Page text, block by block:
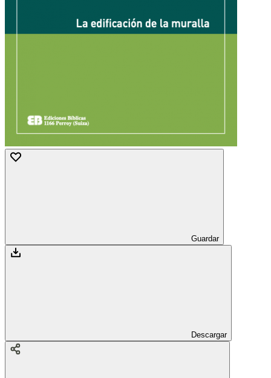
Guardar
Descargar